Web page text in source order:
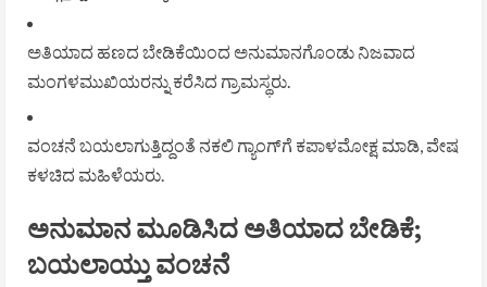
ಅತಿಯಾದ ಹಣದ ಬೇಡಿಕೆಯಿಂದ ಅನುಮಾನಗೊಂಡು ನಿಜವಾದ
ಮಂಗಳಮುಖಿಯರನ್ನು ಕರೆಸಿದ ಗ್ರಾಮಸ್ಥರು.
ವಂಚನೆ ಬಯಲಾಗುತ್ತಿದ್ದಂತೆ ನಕಲಿ ಗ್ಯಾಂಗ್‌ಗೆ ಕಪಾಳಮೋಕ್ಷ ಮಾಡಿ, ವೇಷ
ಕಳಚಿದ ಮಹಿಳೆಯರು.
ಅನುಮಾನ ಮೂಡಿಸಿದ ಅತಿಯಾದ ಬೇಡಿಕೆ;
ಬಯಲಾಯ್ತು ವಂಚನೆ